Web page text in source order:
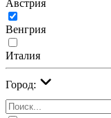
Австрия
Венгрия
Италия
Город: